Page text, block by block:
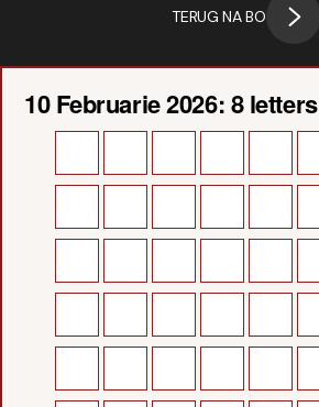
TERUG NA BO
10 Februarie 2026: 8 letters